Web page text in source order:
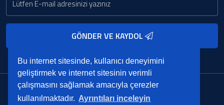
Bu internet sitesinde, kullanıcı deneyimini
geliştirmek ve internet sitesinin verimli
çalışmasını sağlamak amacıyla çerezler
kullanılmaktadır. Ayrıntıları inceleyin
GÖNDER VE KAYDOL
Copyright © 2022. BRC Yazılım